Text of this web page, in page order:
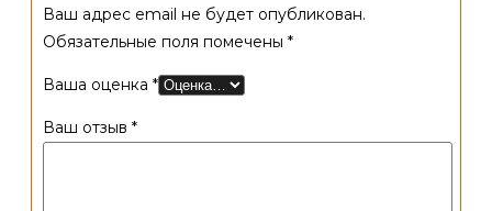
Ваш адрес email не будет опубликован.
Обязательные поля помечены *
Ваша оценка *
Ваш отзыв *